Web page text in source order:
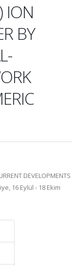
ION
BY
DEVELOPMENTS
16 Eylül - 18 Ekim